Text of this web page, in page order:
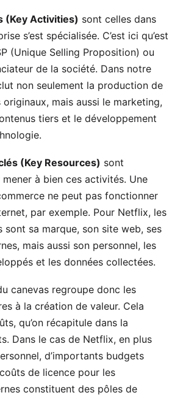
(Key Activities) sont celles dans
s’est spécialisée. C’est ici qu’est
(Unique Selling Proposition) ou
de la société. Dans notre
non seulement la production de
mais aussi le marketing,
tiers et le développement
(Key Resources) sont
à bien ces activités. Une
ne peut pas fonctionner
par exemple. Pour Netflix, les
sont sa marque, son site web, ses
mais aussi son personnel, les
et les données collectées.
canevas regroupe donc les
à la création de valeur. Cela
qu’on récapitule dans la
Dans le cas de Netflix, en plus
d’importants budgets
de licence pour les
constituent des pôles de